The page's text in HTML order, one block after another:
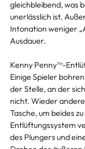
gleichbleibend, was
unerlässlich ist.
Intonation weniger
Ausdauer.
Kenny Penny™-
Einige Spieler
der Stelle, an der
nicht. Wieder
Tasche, um beides
Entlüftungssystem
des Plungers und